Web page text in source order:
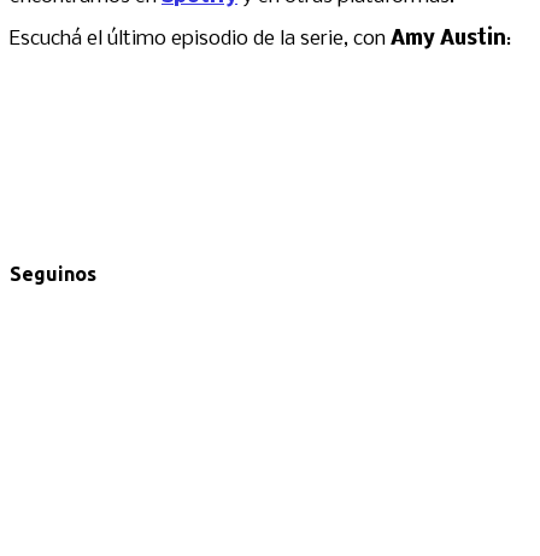
Escuchá el último episodio de la serie, con Amy Austin:
Seguinos